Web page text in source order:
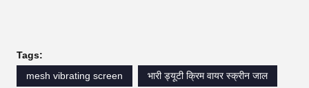
Tags:
mesh vibrating screen
भारी ड्यूटी क्रिम वायर स्क्रीन जाल